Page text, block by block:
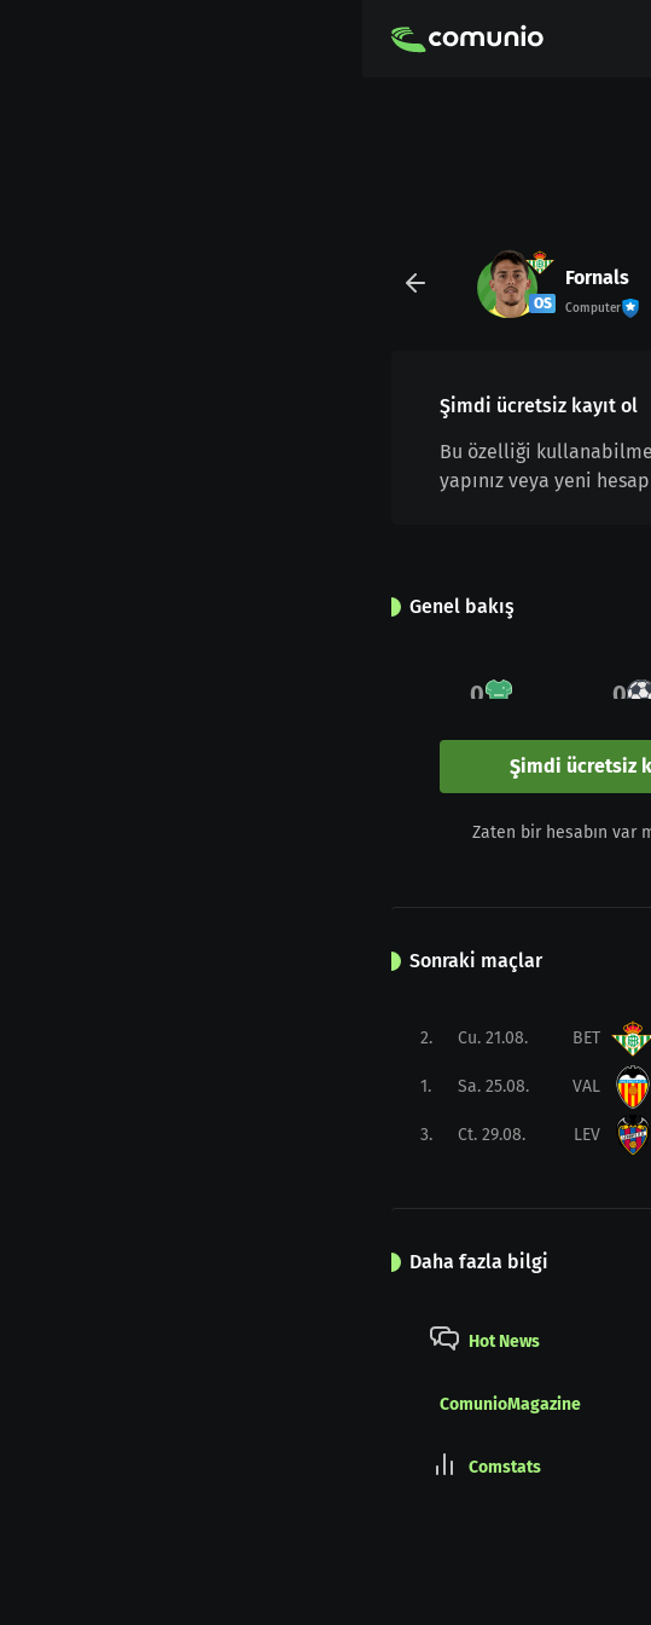
OS
Fornals
Computer
Şimdi ücretsiz kayıt ol
Bu özelliği
yapınız veya yeni hesap
Genel bakış
0 0
0
Sarı kart
0
Sarı -
Sonraki maçlar
2. Cu. 21.08. BET
1. Sa. 25.08. VAL
3. Ct. 29.08. LEV
Daha fazla bilgi
Hot News
ComunioMagazine
Comstats
Şimdi ücretsiz
Zaten bir hesabın var